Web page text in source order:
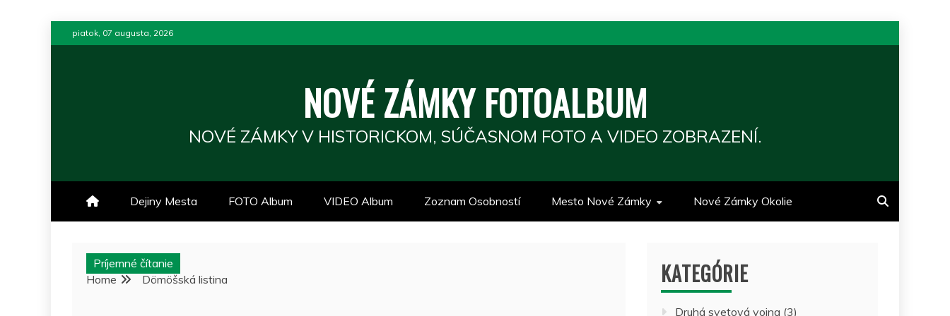
to
piatok, 07 augusta, 2026
NOVÉ ZÁMKY FOTOALBUM
NOVÉ ZÁMKY V HISTORICKOM, SÚČASNOM FOTO A VIDEO ZOBRAZENÍ.
Dejiny Mesta FOTO Album VIDEO Album Zoznam Osobností Mesto Nové Zámky Nové Zámky Okolie
Príjemné čítanie
Home
Dömöšská listina KATEGÓRIE
Druhá svetová vojna (3)